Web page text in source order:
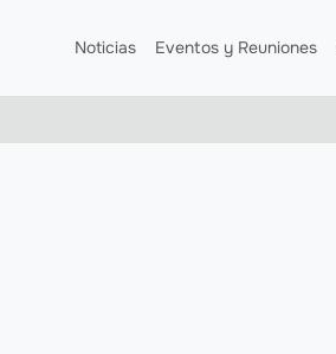
Navegación
Noticias Eventos y Reuniones